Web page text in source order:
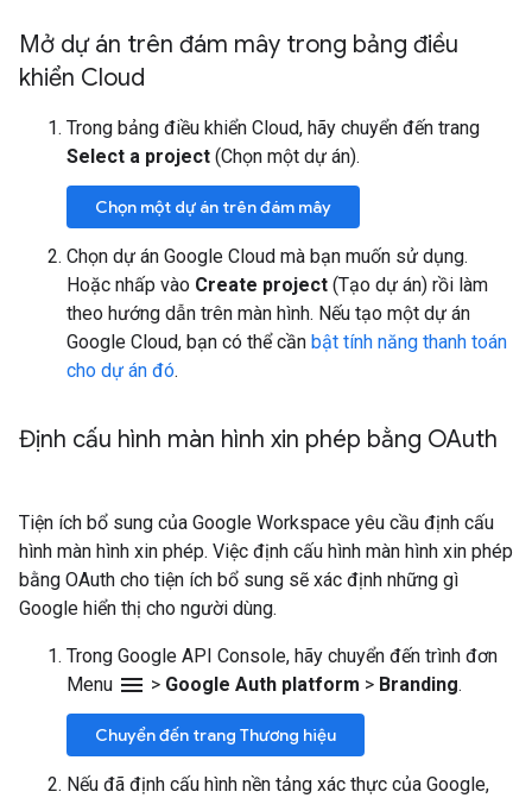
Mở dự án trên đám mây trong bảng điều
khiển Cloud
Trong bảng điều khiển Cloud, hãy chuyển đến trang
Select a project (Chọn một dự án).
Chọn một dự án trên đám mây
Chọn dự án Google Cloud mà bạn muốn sử dụng.
Hoặc nhấp vào Create project (Tạo dự án) rồi làm
theo hướng dẫn trên màn hình. Nếu tạo một dự án
Google Cloud, bạn có thể cần bật tính năng thanh toán
cho dự án đó.
Định cấu hình màn hình xin phép bằng OAuth
Tiện ích bổ sung của Google Workspace yêu cầu định cấu
hình màn hình xin phép. Việc định cấu hình màn hình xin phép
bằng OAuth cho tiện ích bổ sung sẽ xác định những gì
Google hiển thị cho người dùng.
Trong Google API Console, hãy chuyển đến trình đơn
Menu menu > Google Auth platform > Branding.
Chuyển đến trang Thương hiệu
Nếu đã định cấu hình nền tảng xác thực của Google,